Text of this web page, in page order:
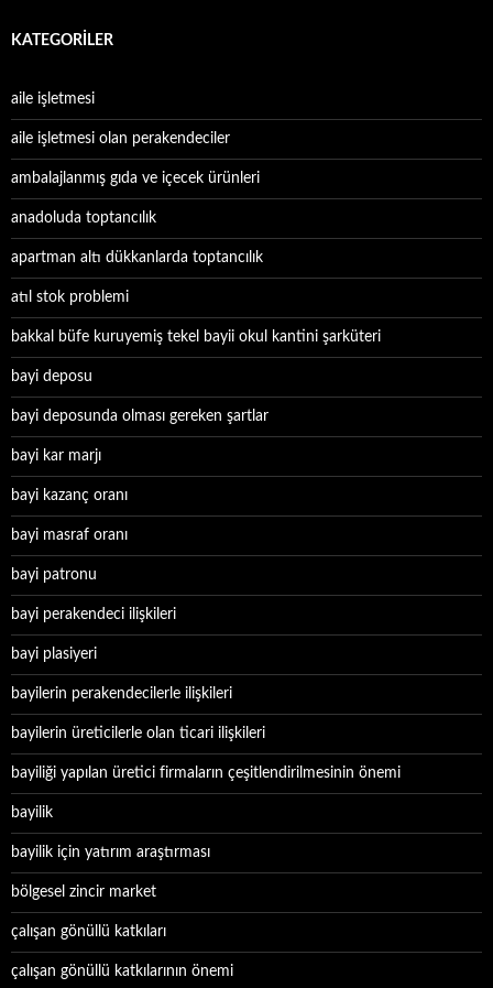
KATEGORILER
aile işletmesi
aile işletmesi olan perakendeciler
ambalajlanmış gıda ve içecek ürünleri
anadoluda toptancılık
apartman altı dükkanlarda toptancılık
atıl stok problemi
bakkal büfe kuruyemiş tekel bayii okul kantini şarküteri
bayi deposu
bayi deposunda olması gereken şartlar
bayi kar marjı
bayi kazanç oranı
bayi masraf oranı
bayi patronu
bayi perakendeci ilişkileri
bayi plasiyeri
bayilerin perakendecilerle ilişkileri
bayilerin üreticilerle olan ticari ilişkileri
bayiliği yapılan üretici firmaların çeşitlendirilmesinin önemi
bayilik
bayilik için yatırım araştırması
bölgesel zincir market
çalışan gönüllü katkıları
çalışan gönüllü katkılarının önemi